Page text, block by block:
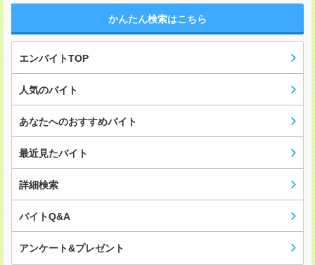
かんたん検索はこちら
エンバイトTOP
人気のバイト
あなたへのおすすめバイト
最近見たバイト
詳細検索
バイトQ&A
アンケート&プレゼント